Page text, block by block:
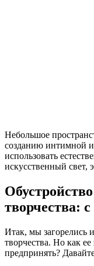
Небольшое
созданию интимной
использовать
искусственный свет,
творчества:
Итак, мы загорелись
творчества. Но как
предпринять?